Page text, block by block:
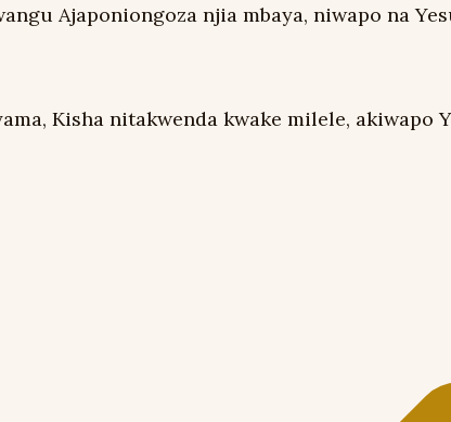
Ajaponiongoza njia mbaya, niwapo na
Kisha nitakwenda kwake milele, akiwapo